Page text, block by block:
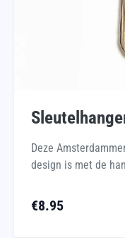
Deze
design is met de
€8.95